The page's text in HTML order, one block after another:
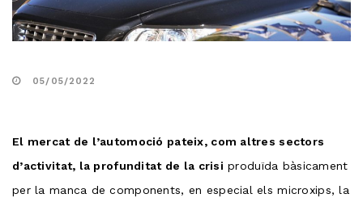
05/05/2022
El mercat de l’automoció pateix, com altres sectors
d’activitat, la profunditat de la crisi produïda bàsicament
per la manca de components, en especial els microxips, la